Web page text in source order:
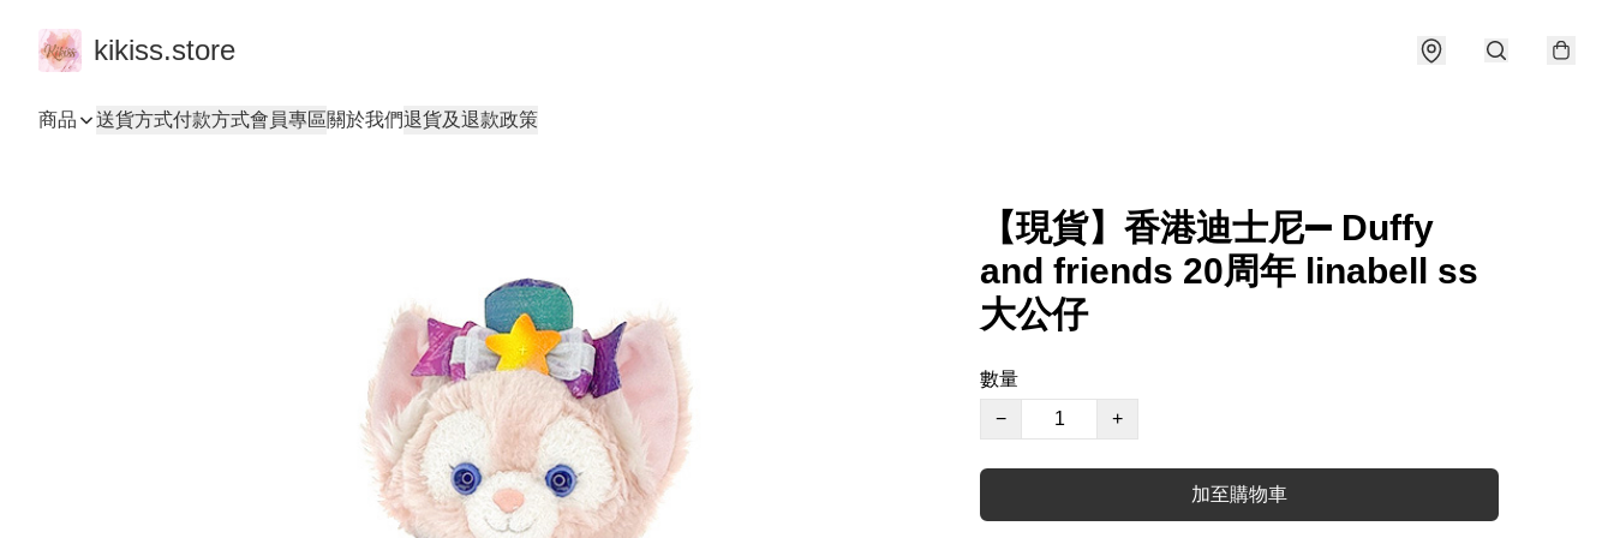
kikiss.store
商品 送貨方式付款方式會員專區關於我們退貨及退款政策
【現貨】香港迪士尼➖ Duffy
and friends 20周年 linabell ss
大公仔
數量
−
+
加至購物車